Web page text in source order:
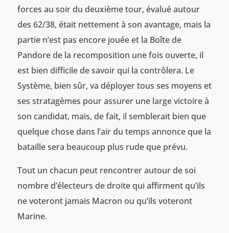
forces au soir du deuxième tour, évalué autour
des 62/38, était nettement à son avantage, mais la
partie n’est pas encore jouée et la Boîte de
Pandore de la recomposition une fois ouverte, il
est bien difficile de savoir qui la contrôlera. Le
Système, bien sûr, va déployer tous ses moyens et
ses stratagèmes pour assurer une large victoire à
son candidat, mais, de fait, il semblerait bien que
quelque chose dans l’air du temps annonce que la
bataille sera beaucoup plus rude que prévu.
Tout un chacun peut rencontrer autour de soi
nombre d’électeurs de droite qui affirment qu’ils
ne voteront jamais Macron ou qu’ils voteront
Marine.